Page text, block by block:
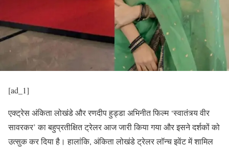
[ad_1]
एक्ट्रेस अंकिता लोखंडे और रणदीप हुड्डा अभिनीत फिल्म ‘स्वातंत्र्य वीर
सावरकर’ का बहुप्रतीक्षित ट्रेलर आज जारी किया गया और इसने दर्शकों को
उत्सुक कर दिया है। हालांकि, अंकिता लोखंडे ट्रेलर लॉन्च इवेंट में शामिल